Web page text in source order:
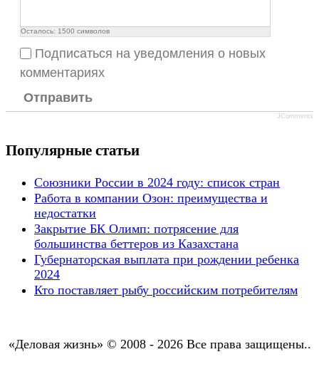
Осталось: 1500 символов
Подписаться на уведомления о новых
комментариях
Отправить
JComments
Популярные статьи
Союзники России в 2024 году: список стран
Работа в компании Озон: преимущества и
недостатки
Закрытие БК Олимп: потрясение для
большинства беттеров из Казахстана
Губернаторская выплата при рождении ребенка
2024
Кто поставляет рыбу российским потребителям
«Деловая жизнь» © 2008 - 2026 Все права защищены..